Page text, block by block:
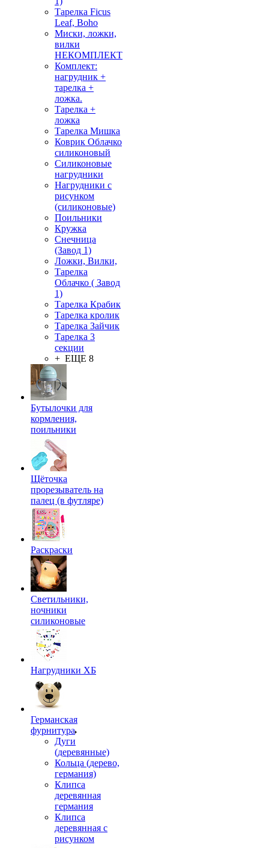
Тарелка Ficus
Leaf, Boho
Миски, ложки,
вилки
НЕКОМПЛЕКТ
Комплект:
нагрудник +
тарелка +
ложка.
Тарелка +
ложка
Тарелка Мишка
Коврик Облачко
силиконовый
Силиконовые
нагрудники
Нагрудники с
рисунком
(силиконовые)
Поильники
Кружка
Снечница
(Завод 1)
Ложки, Вилки,
Тарелка
Облачко ( Завод
1)
Тарелка Крабик
Тарелка кролик
Тарелка Зайчик
Тарелка 3
секции
+ ЕЩЕ 8
Бутылочки для
кормления,
поильники
Щёточка
прорезыватель на
палец (в футляре)
Раскраски
Светильники,
ночники
силиконовые
Нагрудники ХБ
Германская
фурнитура
Дуги
(деревянные)
Кольца (дерево,
германия)
Клипса
деревянная
германия
Клипса
деревянная с
рисунком